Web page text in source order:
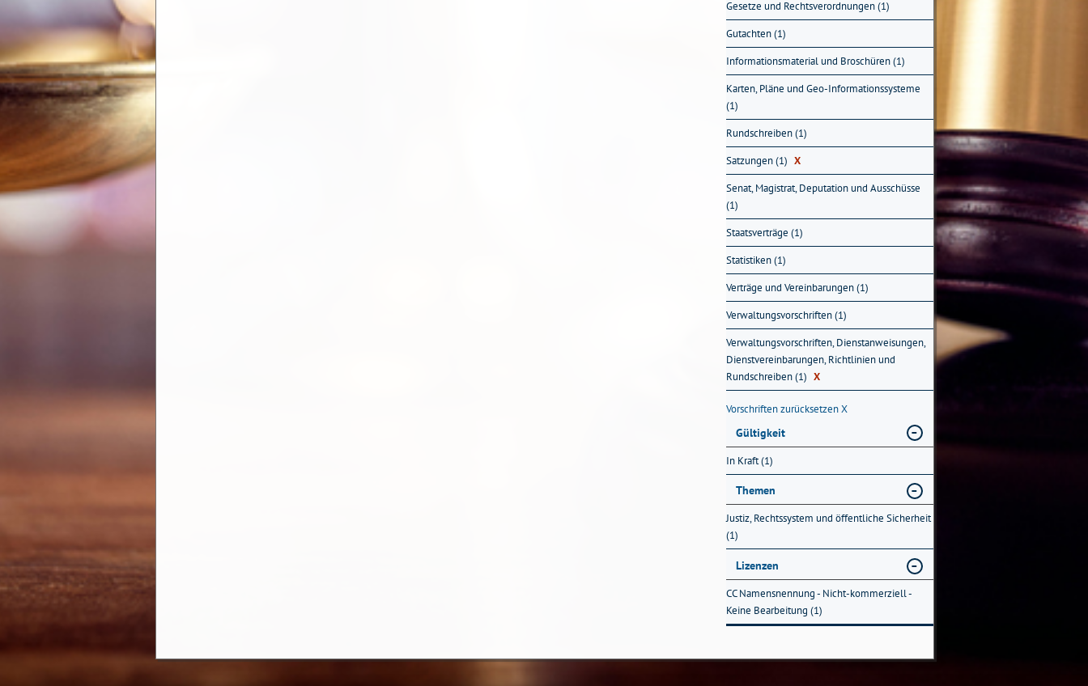
Gesetze und Rechtsverordnungen (1)
Gutachten (1)
Informationsmaterial und Broschüren (1)
Karten, Pläne und Geo-Informationssysteme
(1)
Rundschreiben (1)
Satzungen (1) X
Senat, Magistrat, Deputation und Ausschüsse
(1)
Staatsverträge (1)
Statistiken (1)
Verträge und Vereinbarungen (1)
Verwaltungsvorschriften (1)
Verwaltungsvorschriften, Dienstanweisungen,
Dienstvereinbarungen, Richtlinien und
Rundschreiben (1) X
Vorschriften zurücksetzenX
Gültigkeit
In Kraft (1)
Themen
Justiz, Rechtssystem und öffentliche Sicherheit
(1)
Lizenzen
CC Namensnennung - Nicht-kommerziell -
Keine Bearbeitung (1)